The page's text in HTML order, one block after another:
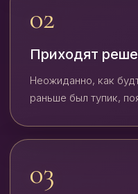
02
Приходят
Неожиданно, как
раньше был тупик,
03